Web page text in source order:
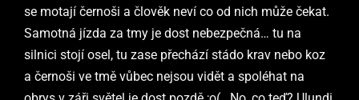
se motají černoši a člověk neví co od nich může čekat.
Samotná jízda za tmy je dost nebezpečná… tu na
silnici stojí osel, tu zase přechází stádo krav nebo koz
a černoši ve tmě vůbec nejsou vidět a spoléhat na